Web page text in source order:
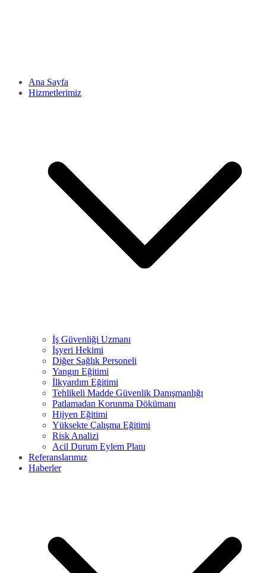
Ana Sayfa
Hizmetlerimiz
İş Güvenliği Uzmanı
İşyeri Hekimi
Diğer Sağlık Personeli
Yangın Eğitimi
İlkyardım Eğitimi
Tehlikeli Madde Güvenlik Danışmanlığı
Patlamadan Korunma Dökümanı
Hijyen Eğitimi
Yüksekte Çalışma Eğitimi
Risk Analizi
Acil Durum Eylem Planı
Referanslarımız
Haberler